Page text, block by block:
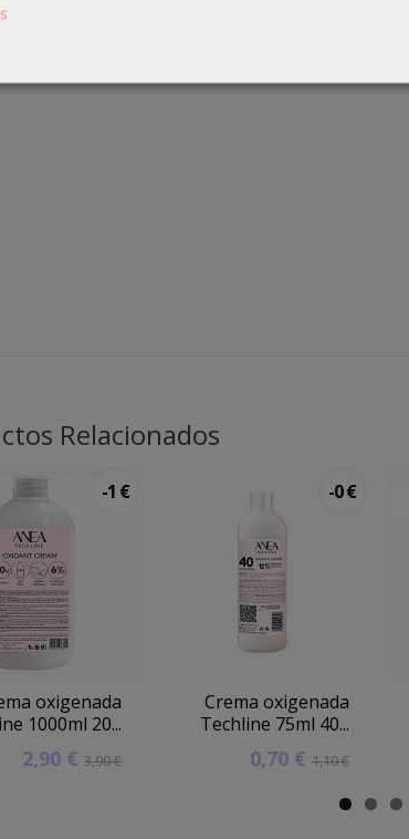
Relacionados
-1 €
oxigenada
1000ml 20...
2,90 €3,90 €
-0 €
Crema oxigenada
Techline 75ml 40...
0,70 € 1,10 €